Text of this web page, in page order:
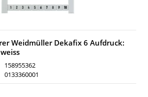
Weidmüller Dekafix 6 Aufdruck:
158955362
0133360001